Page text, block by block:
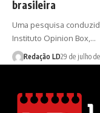
brasileira
Uma pesquisa
Instituto Opinion Box,…
Redação LD29 de julho